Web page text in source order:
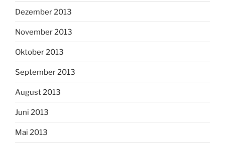
Dezember 2013
November 2013
Oktober 2013
September 2013
August 2013
Juni 2013
Mai 2013